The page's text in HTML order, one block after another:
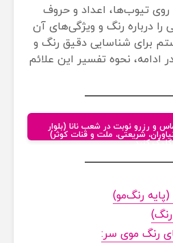
روی تیوب‌ها، اعداد و حروف
درباره رنگ و ویژگی‌های آن
برای شناسایی دقیق رنگ و
نحوه تفسیر این علائم
و رزرو نوبت در شعب نانا (بلوار
شریعتی، ملت و قنات کوثر)
کلیک کنید
رنگ‌مو)
رنگ)
رنگ موی سر: